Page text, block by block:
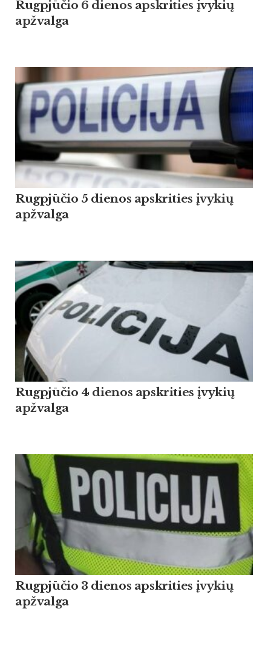
Rugpjūčio 6 dienos apskrities įvykių
apžvalga
Rugpjūčio 5 dienos apskrities įvykių
apžvalga
Rugpjūčio 4 dienos apskrities įvykių
apžvalga
Rugpjūčio 3 dienos apskrities įvykių
apžvalga